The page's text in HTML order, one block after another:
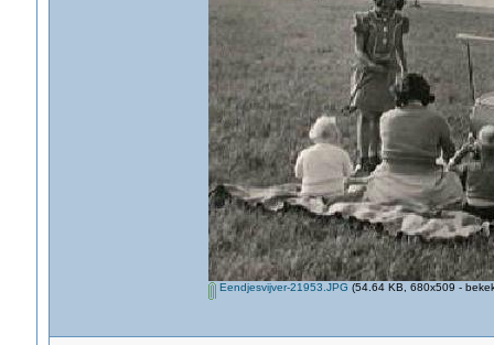
Eendjesvijver-21953.JPG (54.64 KB, 680x509 -